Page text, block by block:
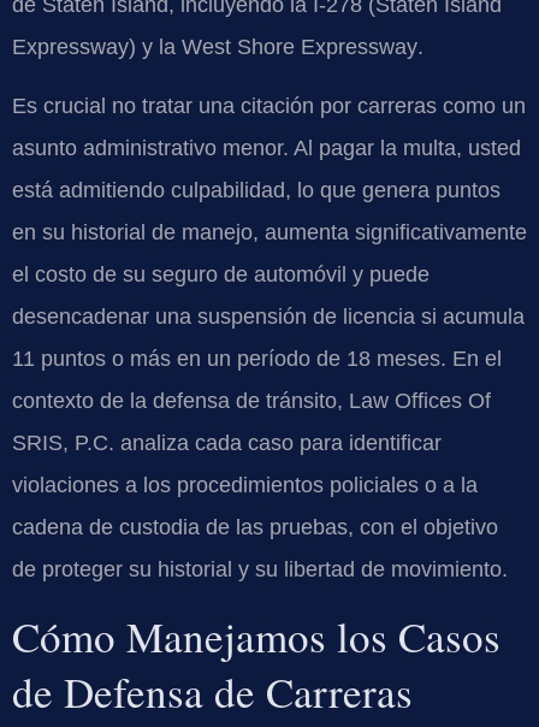
Expressway) y la West Shore Expressway.
Es crucial no tratar una citación por carreras como un
asunto administrativo menor. Al pagar la multa, usted
está admitiendo culpabilidad, lo que genera puntos
en su historial de manejo, aumenta significativamente
el costo de su seguro de automóvil y puede
desencadenar una suspensión de licencia si acumula
11 puntos o más en un período de 18 meses. En el
contexto de la defensa de tránsito, Law Offices Of
SRIS, P.C. analiza cada caso para identificar
violaciones a los procedimientos policiales o a la
cadena de custodia de las pruebas, con el objetivo
de proteger su historial y su libertad de movimiento.
Cómo Manejamos los Casos
de Defensa de Carreras